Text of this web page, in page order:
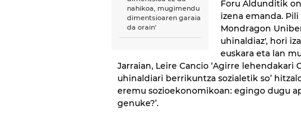
nahikoa, mugimendu
dimentsioaren garaia
da orain'
Foru Aldunditik
izena emanda.
Mondragon
uhinaldiaz', hori
euskara eta lan
Jarraian, Leire Cancio ‘Agirre lehendakari
uhinaldiari berrikuntza sozialetik so’
eremu sozioekonomikoan: egingo dugu
genuke?’.